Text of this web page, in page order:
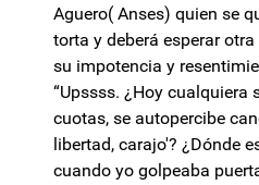
Aguero( Anses) quien se
torta y deberá esperar
su impotencia y
“Upssss. ¿Hoy cualquiera
cuotas, se autopercibe
libertad, carajo'? ¿Dónde
cuando yo golpeaba